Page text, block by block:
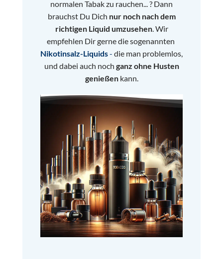
normalen Tabak zu rauchen... ? Dann
brauchst Du Dich nur noch nach dem
richtigen Liquid umzusehen. Wir
empfehlen Dir gernedie sogenannten
Nikotinsalz-Liquids- die man problemlos,
und dabei auch noch ganz ohne Husten
genießenkann.